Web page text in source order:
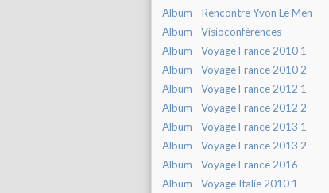
Album - Rencontre Yvon Le Men
Album - Visioconfèrences
Album - Voyage France 2010 1
Album - Voyage France 2010 2
Album - Voyage France 2012 1
Album - Voyage France 2012 2
Album - Voyage France 2013 1
Album - Voyage France 2013 2
Album - Voyage France 2016
Album - Voyage Italie 2010 1